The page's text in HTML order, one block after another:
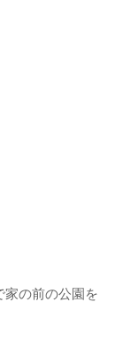
の前の公園を